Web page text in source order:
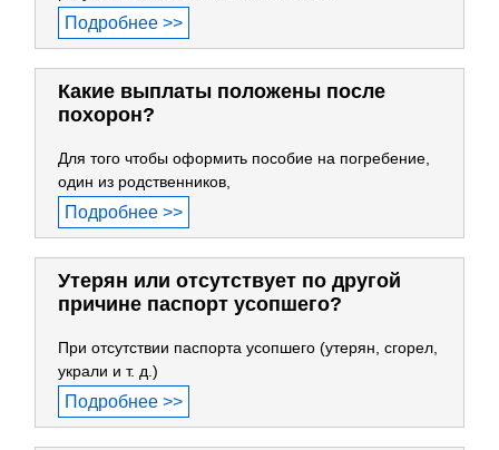
Подробнее >>
Какие выплаты положены после
похорон?
Для того чтобы оформить пособие на погребение,
один из родственников,
Подробнее >>
Утерян или отсутствует по другой
причине паспорт усопшего?
При отсутствии паспорта усопшего (утерян, сгорел,
украли и т. д.)
Подробнее >>